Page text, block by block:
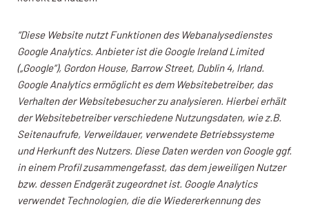
“Diese Website nutzt Funktionen des Webanalysedienstes
Google Analytics. Anbieter ist die Google Ireland Limited
(„Google“), Gordon House, Barrow Street, Dublin 4, Irland.
Google Analytics ermöglicht es dem Websitebetreiber, das
Verhalten der Websitebesucher zu analysieren. Hierbei erhält
der Websitebetreiber verschiedene Nutzungsdaten, wie z.B.
Seitenaufrufe, Verweildauer, verwendete Betriebssysteme
und Herkunft des Nutzers. Diese Daten werden von Google ggf.
in einem Profil zusammengefasst, das dem jeweiligen Nutzer
bzw. dessen Endgerät zugeordnet ist. Google Analytics
verwendet Technologien, die die Wiedererkennung des